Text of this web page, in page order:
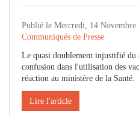
Publié le Mercredi, 14 Novembre
Communiqués de Presse
Le quasi doublement injustifié du
confusion dans l'utilisation des
réaction au ministère de la Santé.
Lire l'article